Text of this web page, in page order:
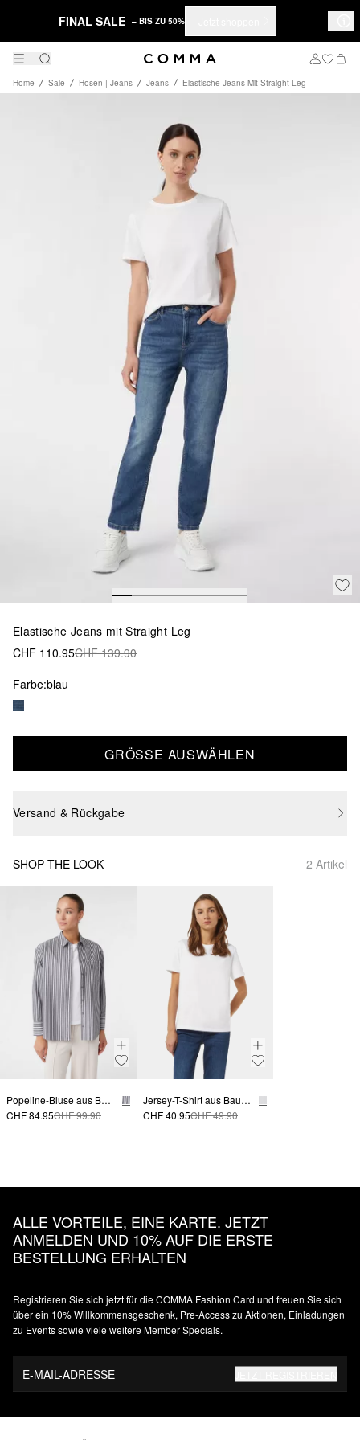
FINAL SALE – BIS ZU 50%
Home Sale Hosen | Jeans Jeans Elastische Jeans Mit Straight Leg
Elastische Jeans mit Straight Leg
CHF 110.95CHF 139.90
Farbe:blau
GRÖSSE AUSWÄHLEN
Versand & Rückgabe
SHOP THE LOOK 2 Artikel
Popeline-Bluse aus Baumwolle
CHF 84.95CHF 99.90
Jersey-T-Shirt aus Baumwolle mit Logo-Frontprint
CHF 40.95CHF 49.90
ALLE VORTEILE, EINE KARTE. JETZT
ANMELDEN UND 10% AUF DIE ERSTE
BESTELLUNG ERHALTEN
Registrieren Sie sich jetzt für die COMMA Fashion Card und freuen Sie sich
über ein 10% Willkommensgeschenk, Pre-Access zu Aktionen, Einladungen
zu Events sowie viele weitere Member Specials.
E-MAIL-ADRESSE